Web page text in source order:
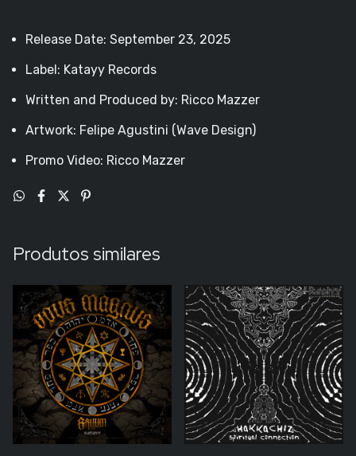
Release Date: September 23, 2025
Label: Katayy Records
Written and Produced by: Ricco Mazzer
Artwork: Felipe Agustini (Wave Design)
Promo Video: Ricco Mazzer
Produtos similares